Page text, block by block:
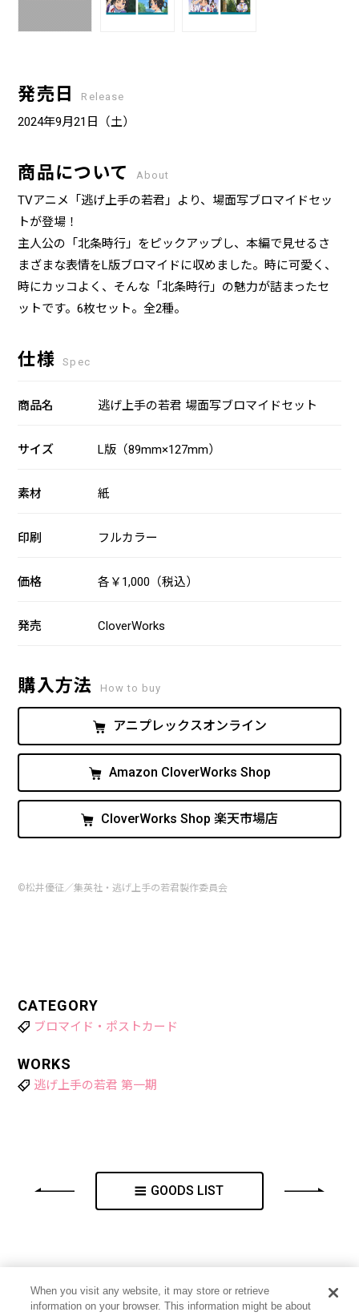
発売日 Release
2024年9月21日（土）
商品について About
TVアニメ「逃げ上手の若君」より、場面写ブロマイドセッ
トが登場！
主人公の「北条時行」をピックアップし、本編で見せるさ
まざまな表情をL版ブロマイドに収めました。時に可愛く、
時にカッコよく、そんな「北条時行」の魅力が詰まったセ
ットです。6枚セット。全2種。
仕様 Spec
商品名 逃げ上手の若君 場面写ブロマイドセット
サイズ L版（89mm×127mm）
素材 紙
印刷 フルカラー
価格 各￥1,000（税込）
発売 CloverWorks
購入方法 How to buy
アニプレックスオンライン
Amazon CloverWorks Shop
CloverWorks Shop 楽天市場店
©松井優征／集英社・逃げ上手の若君製作委員会
CATEGORY
ブロマイド・ポストカード
WORKS
逃げ上手の若君 第一期
GOODS LIST
When you visit any website, it may store or retrieve
information on your browser. This information might be about